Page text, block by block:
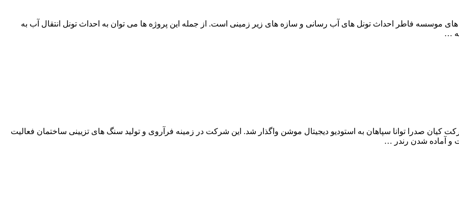
های موسسه فاطر احداث تونل های آب رسانی و سازه های زیر زمینی است. از جمله این پروژه ها می توان به احداث تونل انتقال آب به
…
داخلی و خارجی شرکت کیان صدرا توانا سپاهان به استودیو دیجیتال موشن واگذار شد. این شرکت در زمینه فرآروی و تولید سنگ های تزیینی ساختمان فعالیت
و آماده شدن رندر …